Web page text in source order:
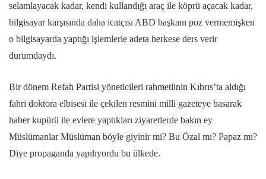
selamlayacak kadar, kendi kullandığı araç ile köprü açacak kadar,
bilgisayar karşısında daha icatçısı ABD başkanı poz vermemişken
o bilgisayarda yaptığı işlemlerle adeta herkese ders verir
durumdaydı.
Bir dönem Refah Partisi yöneticileri rahmetlinin Kıbrıs’ta aldığı
fahri doktora elbisesi ile çekilen resmini milli gazeteye basarak
haber kupürü ile evlere yaptıkları ziyaretlerde bakın ey
Müslümanlar Müslüman böyle giyinir mi? Bu Özal mı? Papaz mı?
Diye propaganda yapılıyordu bu ülkede.